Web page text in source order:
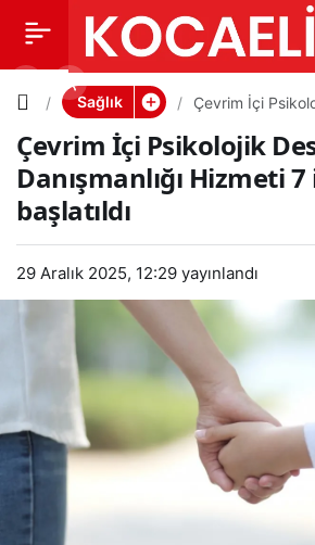
Sağlık
Çevrim İçi
Çevrim İçi Psikolojik
Danışmanlığı Hizmeti
başlatıldı
29 Aralık 2025, 12:29 yayınlandı
Çevrim İçi
Psikolojik
Destek
ve Aile
Danışman
Hizmeti 7
ilde